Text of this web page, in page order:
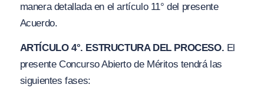
manera detallada en el artículo 11° del presente
Acuerdo.
ARTÍCULO 4°. ESTRUCTURA DEL PROCESO. El
presente Concurso Abierto de Méritos tendrá las
siguientes fases: